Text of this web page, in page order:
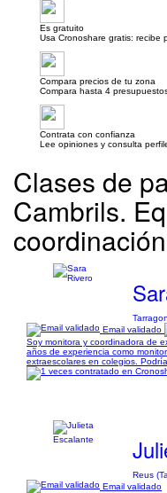
Es gratuito
Usa Cronoshare gratis: recibe
Compara precios de tu zona
Compara hasta 4
Contrata con confianza
Lee opiniones y consulta
Clases de
Cambrils.
coordinación
Email validado
Soy monitora y coordinadora de
años de experiencia como
extraescolares en colegios.
Reus
Email validado